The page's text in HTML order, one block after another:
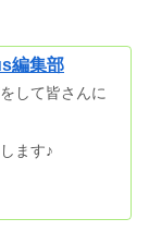
編集部
して皆さんに
ます♪